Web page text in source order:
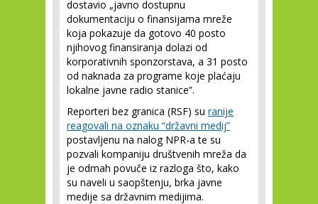
dostavio „javno dostupnu
dokumentaciju o finansijama mreže
koja pokazuje da gotovo 40 posto
njihovog finansiranja dolazi od
korporativnih sponzorstava, a 31 posto
od naknada za programe koje plaćaju
lokalne javne radio stanice”.
Reporteri bez granica (RSF) su ranije
reagovali na oznaku “državni medij”
postavljenu na nalog NPR-a te su
pozvali kompaniju društvenih mreža da
je odmah povuče iz razloga što, kako
su naveli u saopštenju, brka javne
medije sa državnim medijima.